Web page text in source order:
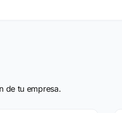
de tu empresa.